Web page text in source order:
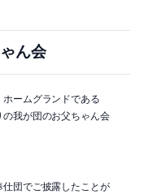
ん会
ームグランドである
の我が団のお父ちゃん会
団でご披露したことが